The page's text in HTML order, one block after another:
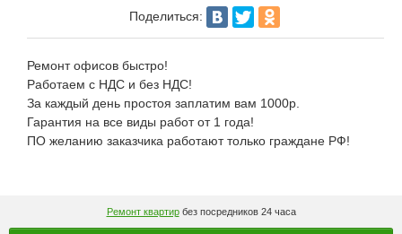
Поделиться:
Ремонт офисов быстро!
Работаем с НДС и без НДС!
За каждый день простоя заплатим вам 1000р.
Гарантия на все виды работ от 1 года!
ПО желанию заказчика работают только граждане РФ!
Ремонт квартирбез посредников 24 часа